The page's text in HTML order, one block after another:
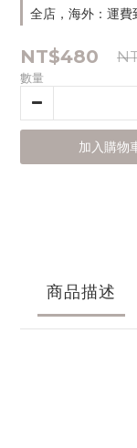
全店，海外：運費
NT$480
數量
加入購物
商品描述